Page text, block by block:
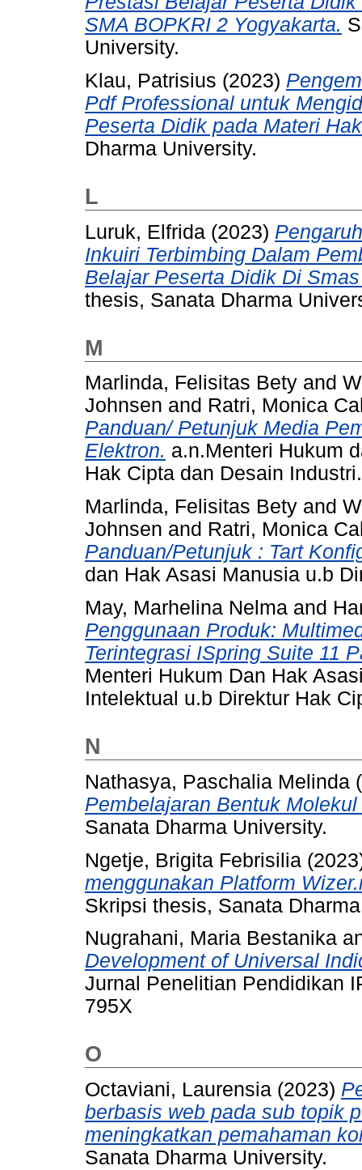
SMA BOPKRI 2 Yogyakarta.
University.
Klau, Patrisius (2023)
Pdf Professional untuk
Peserta Didik pada Materi
Dharma University.
L
Luruk, Elfrida (2023)
Inkuiri Terbimbing Dalam
Belajar Peserta Didik Di
thesis, Sanata Dharma
M
Marlinda, Felisitas Bety and
Johnsen and Ratri, Monica
Panduan/ Petunjuk Media
Elektron. a.n.Menteri Hukum
Hak Cipta dan Desain Industri.
Marlinda, Felisitas Bety and
Johnsen and Ratri, Monica
Panduan/Petunjuk : Tart
dan Hak Asasi Manusia u.b
May, Marhelina Nelma and
Penggunaan Produk:
Terintegrasi ISpring Suite 11
Menteri Hukum Dan Hak
Intelektual u.b Direktur Hak
N
Nathasya, Paschalia Melinda
Pembelajaran Bentuk
Sanata Dharma University.
Ngetje, Brigita Febrisilia
menggunakan Platform
Skripsi thesis, Sanata
Nugrahani, Maria Bestanika
Development of Universal
Jurnal Penelitian Pendidikan
795X
O
Octaviani, Laurensia (2023)
berbasis web pada sub topik
meningkatkan pemahaman
Sanata Dharma University.